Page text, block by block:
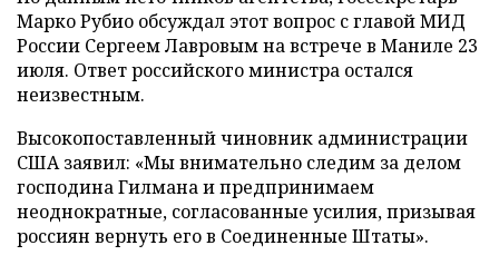
Марко Рубио обсуждал этот вопрос с главой МИД
России Сергеем Лавровым на встрече в Маниле 23
июля. Ответ российского министра остался
неизвестным.
Высокопоставленный чиновник администрации
США заявил: «Мы внимательно следим за делом
господина Гилмана и предпринимаем
неоднократные, согласованные усилия, призывая
россиян вернуть его в Соединенные Штаты».